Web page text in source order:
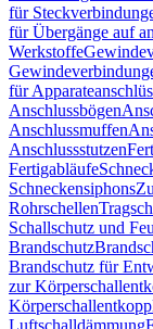
für
für Übergänge auf
Werkstoffe
für
Anschlussbögen
Anschlussmuffen
Anschlussstutzen
Fertigabläufe
Schneckensiphons
Rohrschellen
Schallschutz und
Brandschutz
Brandschutz für
zur
Luftschalldämmung